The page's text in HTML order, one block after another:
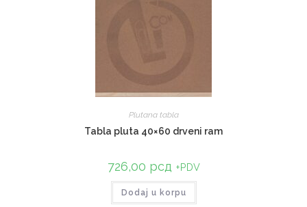
Plutana tabla
Tabla pluta 40×60 drveni ram
726,00 рсд +PDV
Dodaj u korpu